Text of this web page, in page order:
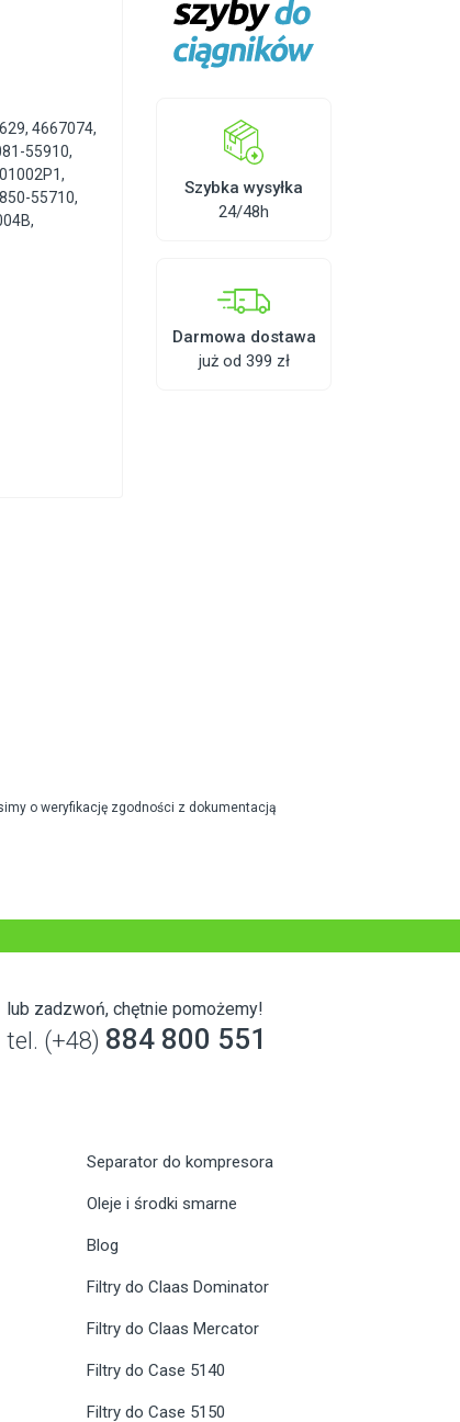
,4667074,
55910,
,
55710,
,
Szybka wysyłka
24/48h
Darmowa dostawa
już od 399 zł
o weryfikację zgodności z dokumentacją
lub zadzwoń, chętnie pomożemy!
tel. (+48) 884 800 551
Separator do kompresora
Oleje i środki smarne
Blog
Filtry do Claas Dominator
Filtry do Claas Mercator
Filtry do Case 5140
Filtry do Case 5150